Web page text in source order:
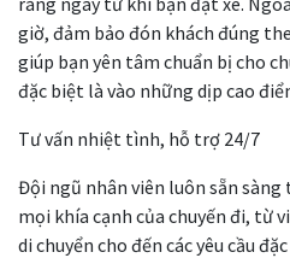
giờ, đảm bảo đón khách đúng
giúp bạn yên tâm chuẩn bị cho
đặc biệt là vào những dịp cao
Tư vấn nhiệt tình, hỗ trợ 24/7
Đội ngũ nhân viên luôn sẵn
mọi khía cạnh của chuyến đi, từ
di chuyển cho đến các yêu cầu